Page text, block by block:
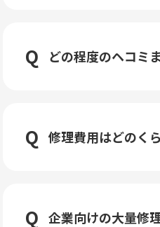
どの程度のヘコミ
修理費用はどのく
企業向けの大量修